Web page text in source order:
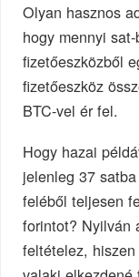
Olyan hasznos
hogy mennyi
fizetőeszközből
fizetőeszköz
BTC-vel ér fel.
Hogy hazai
jelenleg 37
feléből teljesen
forintot? Nyilván
feltételez,